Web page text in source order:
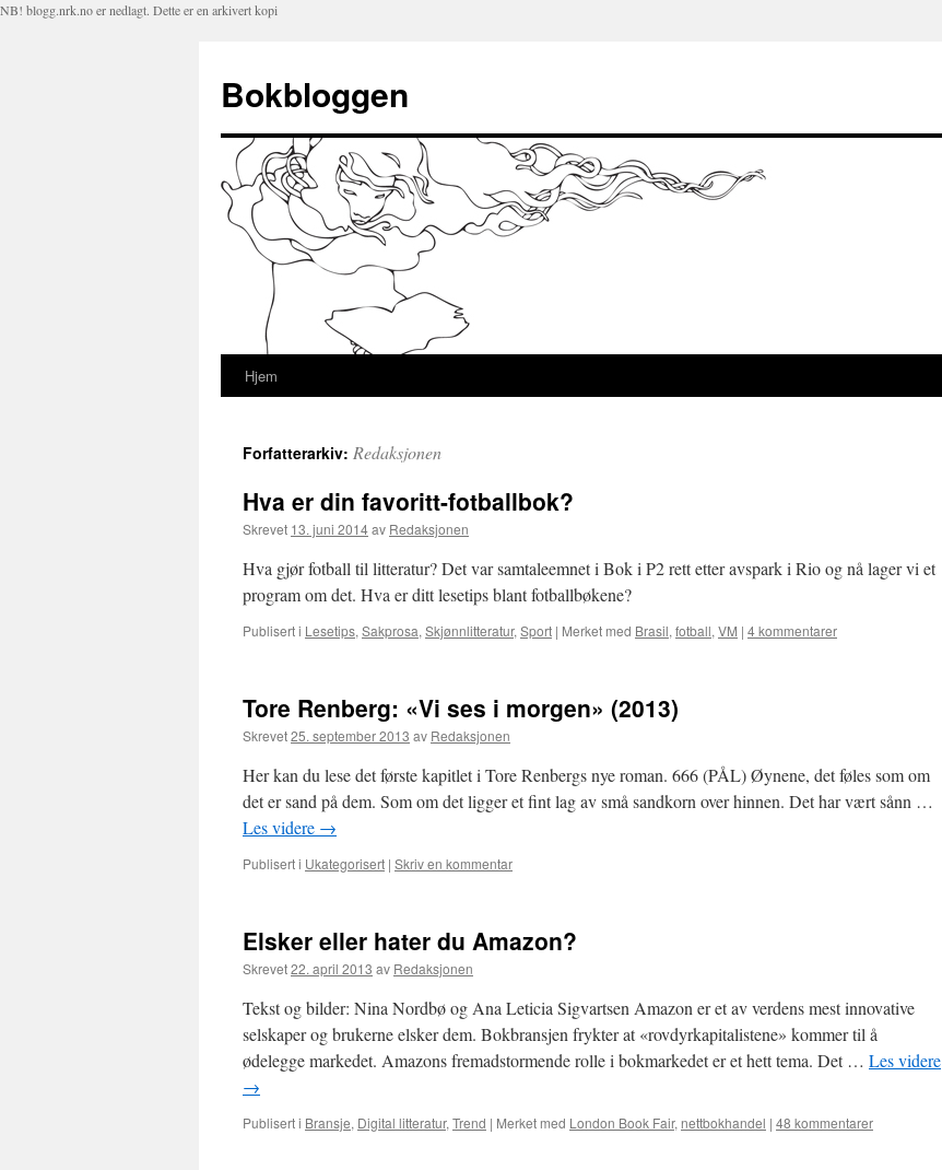
NB! blogg.nrk.no er nedlagt. Dette er en arkivert kopi
Bokbloggen
Hopp
innhold
Hjem
Forfatterarkiv: Redaksjonen
Hva er din favoritt-fotballbok?
Skrevet 13. juni 2014av Redaksjonen
Hva gjør fotball til litteratur? Det var samtaleemnet i Bok i P2 rett etter avspark i Rio og nå lager vi et
program om det. Hva er ditt lesetips blant fotballbøkene?
Publisert i Lesetips, Sakprosa, Skjønnlitteratur, Sport | Merket med Brasil, fotball, VM | 4 kommentarer
Tore Renberg: «Vi ses i morgen» (2013)
Skrevet25. september 2013 av Redaksjonen
Her kan du lese det første kapitlet i Tore Renbergs nye roman. 666 (PÅL) Øynene, det føles som om
det er sand på dem. Som om det ligger et fint lag av små sandkorn over hinnen. Det har vært sånn …
Les videre →
Publisert i Ukategorisert | Skriv en kommentar
Elsker eller hater du Amazon?
Skrevet22. april 2013 av Redaksjonen
Tekst og bilder: Nina Nordbø og Ana Leticia Sigvartsen Amazon er et av verdens mest innovative
selskaper og brukerne elsker dem. Bokbransjen frykter at «rovdyrkapitalistene» kommer til å
ødelegge markedet. Amazons fremadstormende rolle i bokmarkedet er et hett tema. Det … Les videre
→
Publisert i Bransje, Digital litteratur, Trend | Merket med London Book Fair, nettbokhandel | 48 kommentarer